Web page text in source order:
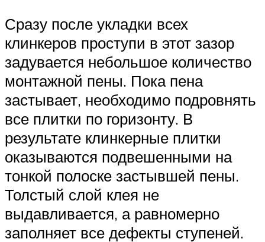
Сразу после укладки всех
клинкеров проступи в этот зазор
задувается небольшое количество
монтажной пены. Пока пена
застывает, необходимо подровнять
все плитки по горизонту. В
результате клинкерные плитки
оказываются подвешенными на
тонкой полоске застывшей пены.
Толстый слой клея не
выдавливается, а равномерно
заполняет все дефекты ступеней.